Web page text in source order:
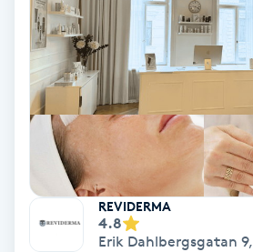
Slingor
Sockring
Spa
Spa manikyr & pedikyr
Spa-manikyr
REVIDERMA
4.8
Erik Dahlbergsgatan 9,